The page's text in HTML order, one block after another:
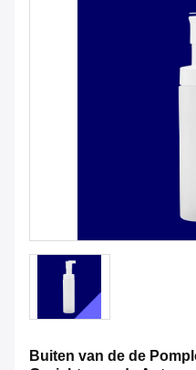
Buiten van de de